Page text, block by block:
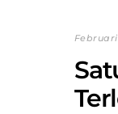
Februari